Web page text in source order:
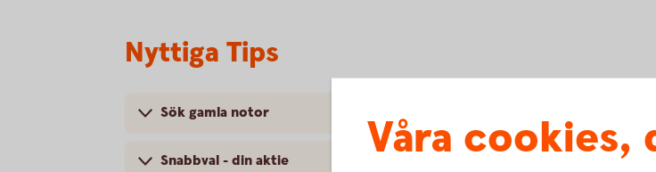
Nyttiga Tips
Sök gamla notor
Snabbval - din aktie Våra cookies,